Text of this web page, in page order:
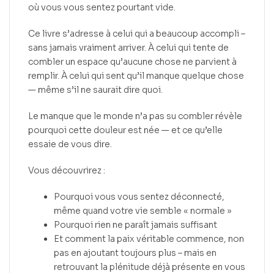
où vous vous sentez pourtant vide.
Ce livre s’adresse à celui qui a beaucoup accompli –
sans jamais vraiment arriver. À celui qui tente de
combler un espace qu’aucune chose ne parvient à
remplir. À celui qui sent qu’il manque quelque chose
— même s’il ne saurait dire quoi.
Le manque que le monde n’a pas su combler révèle
pourquoi cette douleur est née — et ce qu’elle
essaie de vous dire.
Vous découvrirez :
Pourquoi vous vous sentez déconnecté,
même quand votre vie semble « normale »
Pourquoi rien ne paraît jamais suffisant
Et comment la paix véritable commence, non
pas en ajoutant toujours plus – mais en
retrouvant la plénitude déjà présente en vous